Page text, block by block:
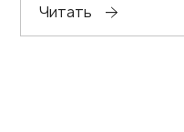
Читать